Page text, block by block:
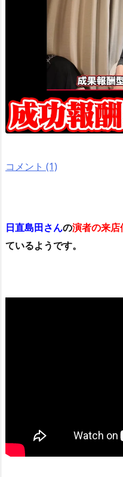
コメント (1)
日直島田さんの演者の来店
ているようです。